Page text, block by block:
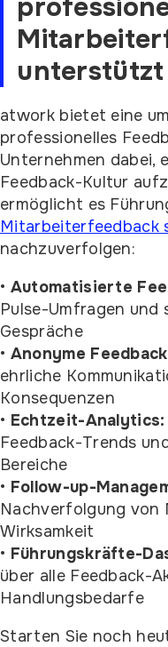
unterstützt
atwork bietet eine
professionelles
Unternehmen dabei,
Feedback-Kultur
ermöglicht es
Mitarbeiterfeedback
nachzuverfolgen:
• Automatisierte
Pulse-Umfragen
Gespräche
• Anonyme
ehrliche
Konsequenzen
• Echtzeit-Analytics:
Feedback-Trends
Bereiche
• Follow-up-
Nachverfolgung von
Wirksamkeit
• Führungskräfte-
über alle Feedback-
Handlungsbedarfe
Starten Sie noch